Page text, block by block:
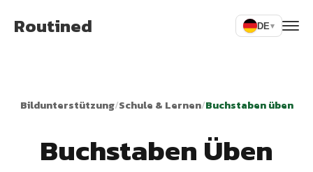
Routined DE▾
Bildunterstützung/Schule & Lernen/Buchstaben üben
Buchstaben Üben